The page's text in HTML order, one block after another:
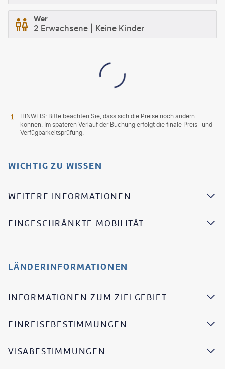
Wer
2 Erwachsene Keine Kinder
HINWEIS: Bitte beachten Sie, dass sich die Preise noch ändern
können. Im späteren Verlauf der Buchung erfolgt die finale Preis- und
Verfügbarkeitsprüfung.
WICHTIG ZU WISSEN
WEITERE INFORMATIONEN
EINGESCHRÄNKTE MOBILITÄT
LÄNDERINFORMATIONEN
INFORMATIONEN ZUM ZIELGEBIET
EINREISEBESTIMMUNGEN
VISABESTIMMUNGEN